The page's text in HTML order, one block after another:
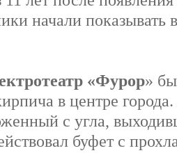
начали показывать
«Фурор»
в центре
с угла,
буфет с